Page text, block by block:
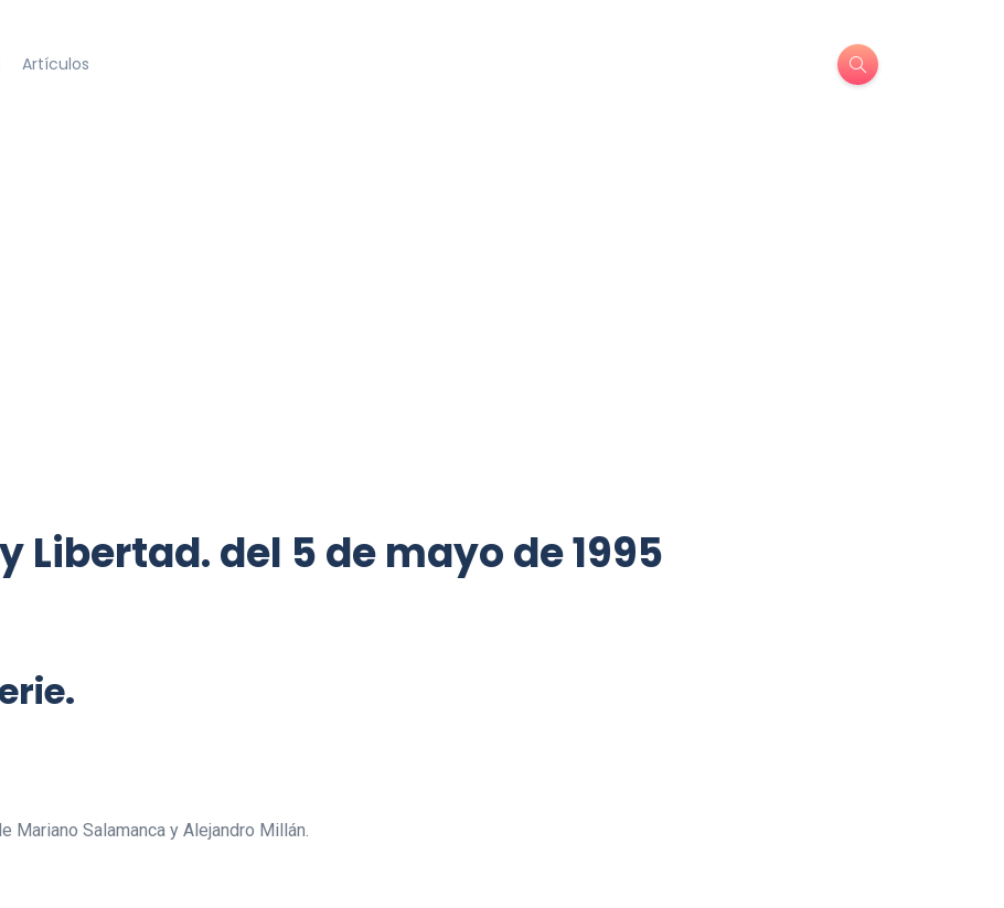
Artículos
Libertad. del 5 de mayo de 1995
Mariano Salamanca y Alejandro Millán.